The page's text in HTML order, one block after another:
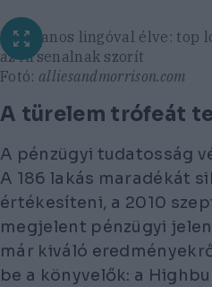
Ingatlanos lingóval élve: top
az Arsenalnak szorít
Fotó: alliesandmorrison.com
A türelem trófeát
A pénzügyi tudatosság
A 186 lakás maradékát
értékesíteni, a 2010
megjelent pénzügyi
már kiváló
be a könyvelők: a